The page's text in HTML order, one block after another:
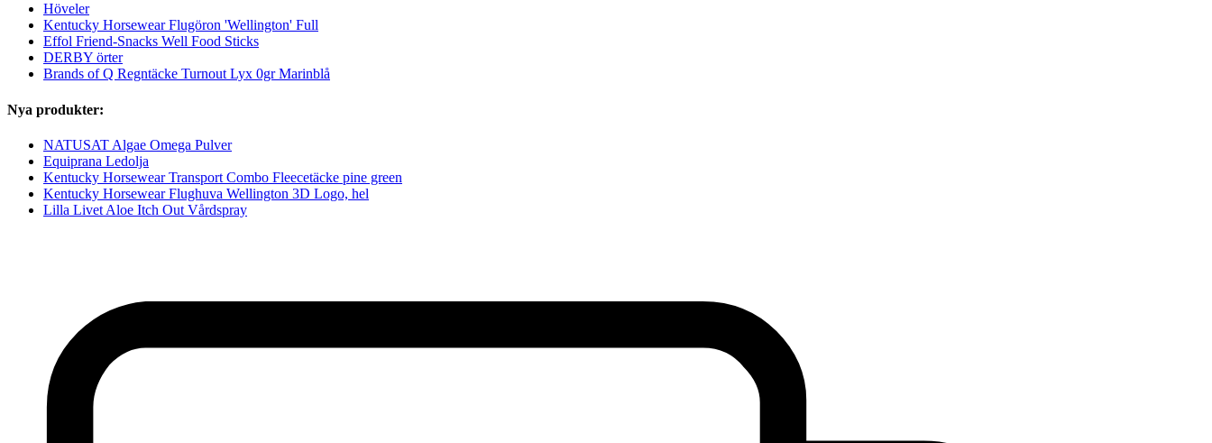
Höveler
Kentucky Horsewear Flugöron 'Wellington' Full
Effol Friend-Snacks Well Food Sticks
DERBY örter
Brands of Q Regntäcke Turnout Lyx 0gr Marinblå
Nya produkter:
NATUSAT Algae Omega Pulver
Equiprana Ledolja
Kentucky Horsewear Transport Combo Fleecetäcke pine green
Kentucky Horsewear Flughuva Wellington 3D Logo, hel
Lilla Livet Aloe Itch Out Vårdspray